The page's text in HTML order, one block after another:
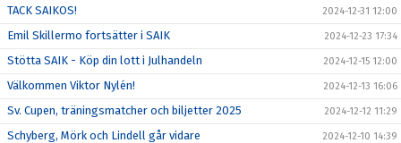
TACK SAIKOS! 2024-12-31 12:00
Emil Skillermo fortsätter i SAIK 2024-12-23 17:34
Stötta SAIK - Köp din lott i Julhandeln 2024-12-15 12:00
Välkommen Viktor Nylén! 2024-12-13 16:06
Sv. Cupen, träningsmatcher och biljetter 2025 2024-12-12 11:29
Schyberg, Mörk och Lindell går vidare 2024-12-10 14:39